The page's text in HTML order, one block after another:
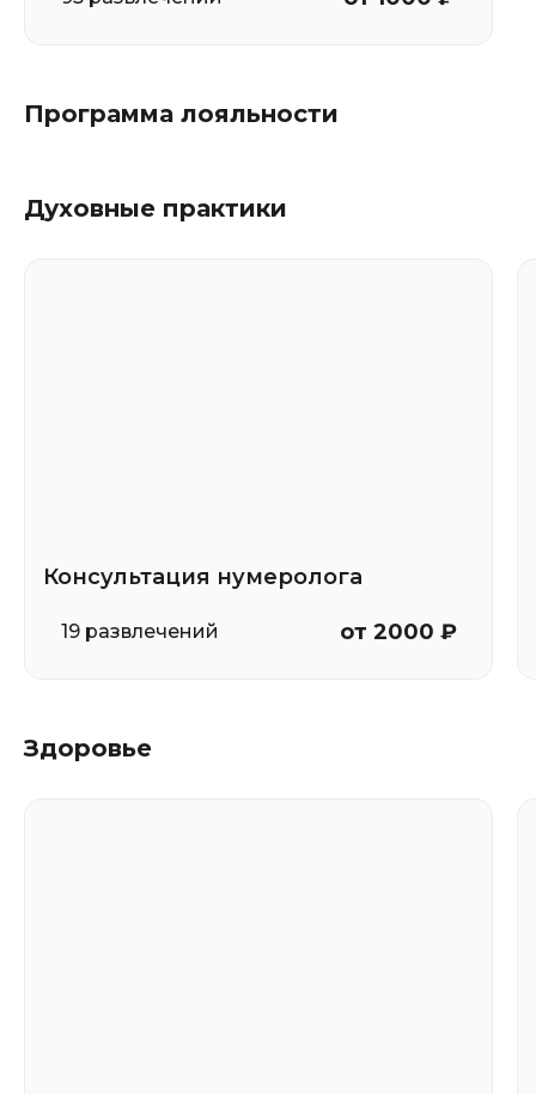
Программа лояльности
Духовные практики
Консультация нумеролога
19 развлечений от 2000 ₽
Здоровье